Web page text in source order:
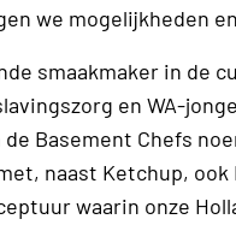
we mogelijkheden
smaakmaker in de
en WA-
Basement Chefs
naast Ketchup, ook
waarin onze